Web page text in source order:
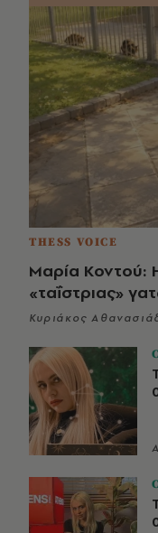
THESS VOICE
Μαρία Κοντού:
«ταΐστριας»
Κυριάκος